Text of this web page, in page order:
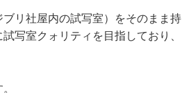
リ社屋内の試写室）をそのまま持
写室クォリティを目指しており、